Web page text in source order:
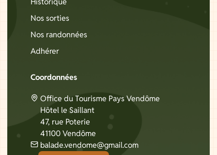
Nos sorties
Nos randonnées
Adhérer
Coordonnées
Office du Tourisme Pays Vendôme
Hôtel le Saillant
47, rue Poterie
41100 Vendôme
balade.vendome@gmail.com